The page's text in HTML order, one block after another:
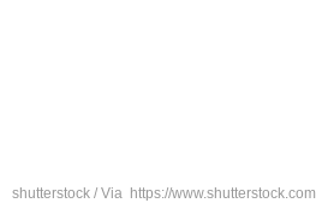
shutterstock / Via https://www.shutterstock.com